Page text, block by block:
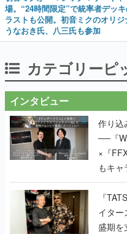
場。“24時間限定”で統率者デッ
ラストも公開。初音ミクのオリ
うなおき氏、八三氏も参加
カテゴリーピ
インタビュー
作り込
──『
×『
もキ
で作り
く
『
イタ
盛期を